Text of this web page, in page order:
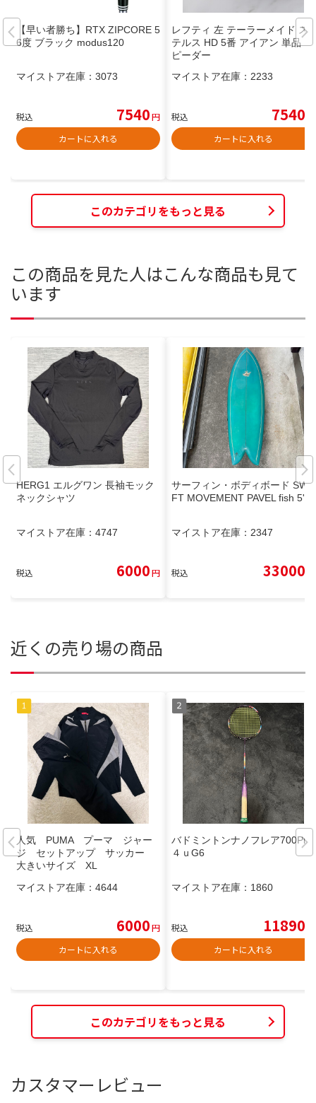
【早い者勝ち】RTX ZIPCORE 5
6度 ブラック modus120
マイストア在庫： 3073
税込 7540円
カートに入れる
レフティ 左 テーラーメイド ス
テルス HD 5番 アイアン 単品 ス
ピーダー
マイストア在庫： 2233
税込 7540
カートに入れる
このカテゴリをもっと見る
この商品を見た人はこんな商品も見て
います
HERG1 エルグワン 長袖モック
ネックシャツ
マイストア在庫： 4747
税込 6000円
サーフィン・ボディボード SWI
FT MOVEMENT PAVEL fish 5'6
マイストア在庫： 2347
税込 33000
近くの売り場の商品
人気 PUMA プーマ ジャー
ジ セットアップ サッカー
大きいサイズ XL
マイストア在庫： 4644
税込 6000円
カートに入れる
バドミントンナノフレア700Pro
４ｕG6
マイストア在庫： 1860
税込 11890
カートに入れる
このカテゴリをもっと見る
カスタマーレビュー